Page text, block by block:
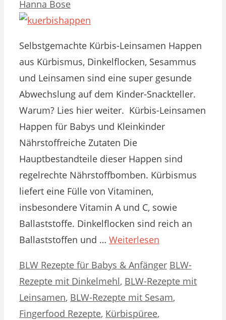
Hanna Bose
Selbstgemachte Kürbis-Leinsamen Happen
aus Kürbismus, Dinkelflocken, Sesammus
und Leinsamen sind eine super gesunde
Abwechslung auf dem Kinder-Snackteller.
Warum? Lies hier weiter. Kürbis-Leinsamen
Happen für Babys und Kleinkinder
Nährstoffreiche Zutaten Die
Hauptbestandteile dieser Happen sind
regelrechte Nährstoffbomben. Kürbismus
liefert eine Fülle von Vitaminen,
insbesondere Vitamin A und C, sowie
Ballaststoffe. Dinkelflocken sind reich an
Ballaststoffen und … Weiterlesen
Kategorien
BLW Rezepte für Babys & Anfänger Schlagwörter
BLW-
Rezepte mit Dinkelmehl, BLW-Rezepte mit
Leinsamen, BLW-Rezepte mit Sesam,
Fingerfood Rezepte, Kürbispüree,